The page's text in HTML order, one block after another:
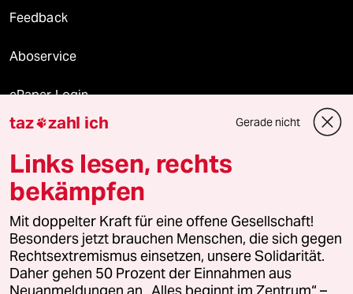
Feedback
Aboservice
ePaper Login
Downloads für Abonnierende
© 2026 taz Verlags und Vertriebs GmbH
Alle Rechte vorbehalten. Bei rechtlichen Fragen oder für Genehmigungen
wenden Sie sich bitte an
lizenzen@taz.de
Feedback Redaktionsstatut Kommune-Richtlinien
taz zahl ich Gerade nicht
Links lesen, rechts
bekämpfen
Mit doppelter Kraft für eine offene Gesellschaft!
Besonders jetzt brauchen Menschen, die sich gegen
Rechtsextremismus einsetzen, unsere Solidarität.
Daher gehen 50 Prozent der Einnahmen aus